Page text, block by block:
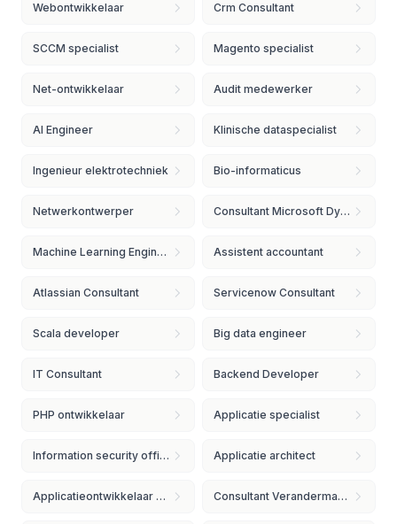
Webontwikkelaar Crm Consultant
SCCM specialist Magento specialist
Net-ontwikkelaar Audit medewerker
AI Engineer Klinische dataspecialist
Ingenieur elektrotechniek Bio-informaticus
Netwerkontwerper Consultant Microsoft Dynamics
Machine Learning Engineer Assistent accountant
Atlassian Consultant Servicenow Consultant
Scala developer Big data engineer
IT Consultant Backend Developer
PHP ontwikkelaar Applicatie specialist
Information security officer Applicatie architect
Applicatieontwikkelaar Java Consultant Verandermanagement